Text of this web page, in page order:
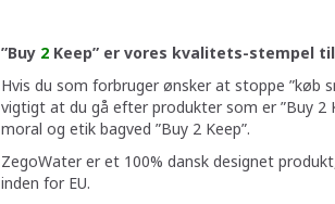
”Buy 2 Keep” er vores kvalitets-stempel
Hvis du som forbruger ønsker at stoppe ”køb
vigtigt at du gå efter produkter som er ”Buy 2
moral og etik bagved ”Buy 2 Keep”.
ZegoWater er et 100% dansk designet
inden for EU.